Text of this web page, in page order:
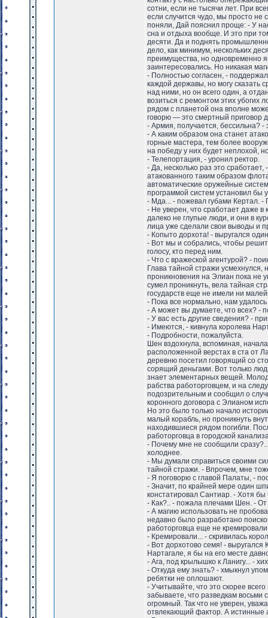
сотни, если не тысячи лет. При
если случится чудо, мы просто не
поняли, Дай пояснил проще: - У
сна и отдыха вообще. И это при
десяти. Да и поднять
дело, как минимум, нескольких
преимущества, но одновременно
заинтересовались. Но никакая
- Полностью согласен, -
каждой державы, но могу сказать
над ними, но он всего один, а
возиться с ремонтом этих убогих
рядом с планетой она вполне
говорю — это смертный приговор
- Армия, получается, бессильна?
- А каким образом она станет
горные мастера, тем более
на победу у них будет неплохой,
- Телепортация, - уронил ректор.
- Да, несколько раз это
атакованного таким образом
автоматические оружейные
программой систем установил бы
- Мда... - пожевал губами Кертал.
- Не уверен, что сработает даже
далеко не глупые люди, и они в
лица уже сделали свои выводы и
- Копыто дорхота! - выругался
- Вот мы и собрались, чтобы
голосу, кто перед ним.
- Что с вражеской агентурой? -
Глава тайной стражи усмехнулся,
проникновения на Элиан пока не
сумел проникнуть, вела тайная
государств еще не имели ни
- Пока все нормально, нам удалось
- А может вы думаете, что всех? -
- У вас есть другие сведения? -
- Имеются, - кивнула королева
- Подробности, пожалуйста.
Шен вздохнула, вспоминая,
расположенной верстах в ста от
деревню посетил говорящий со
сорящий деньгами. Вот только
знает элементарных вещей.
рабства работорговцем, и на
подозрительным и сообщил о
коронного договора с Элианом
Но это было только начало
малый корабль, но проникнуть
находившиеся рядом погибли.
работорговца в городской
- Почему мне не сообщили
холоднее.
- Мы думали справиться своими
тайной стражи. - Впрочем, мне
- Я поговорю с главой Палаты, -
- Значит, по крайней мере один
констатировал Сантиар. - Хотя
- Как?.. - пожала плечами Шен. - От
- А магию использовать не
недавно было разработано
работорговца еще не
- Кремировали... - скривилась
- Вот дорхотово семя! - выругался
Нартагале, я бы на его месте
- Ага, под крылышко к Ланигу... -
- Откуда ему знать? - хмыкнул
ребятки не оплошают.
- Учитывайте, что это скорее
забываете, что разведкам восьми
огромный. Так что не уверен,
отвлекающий фактор. А истинные